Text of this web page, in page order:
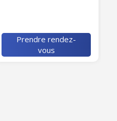
Prendre rendez-
vous